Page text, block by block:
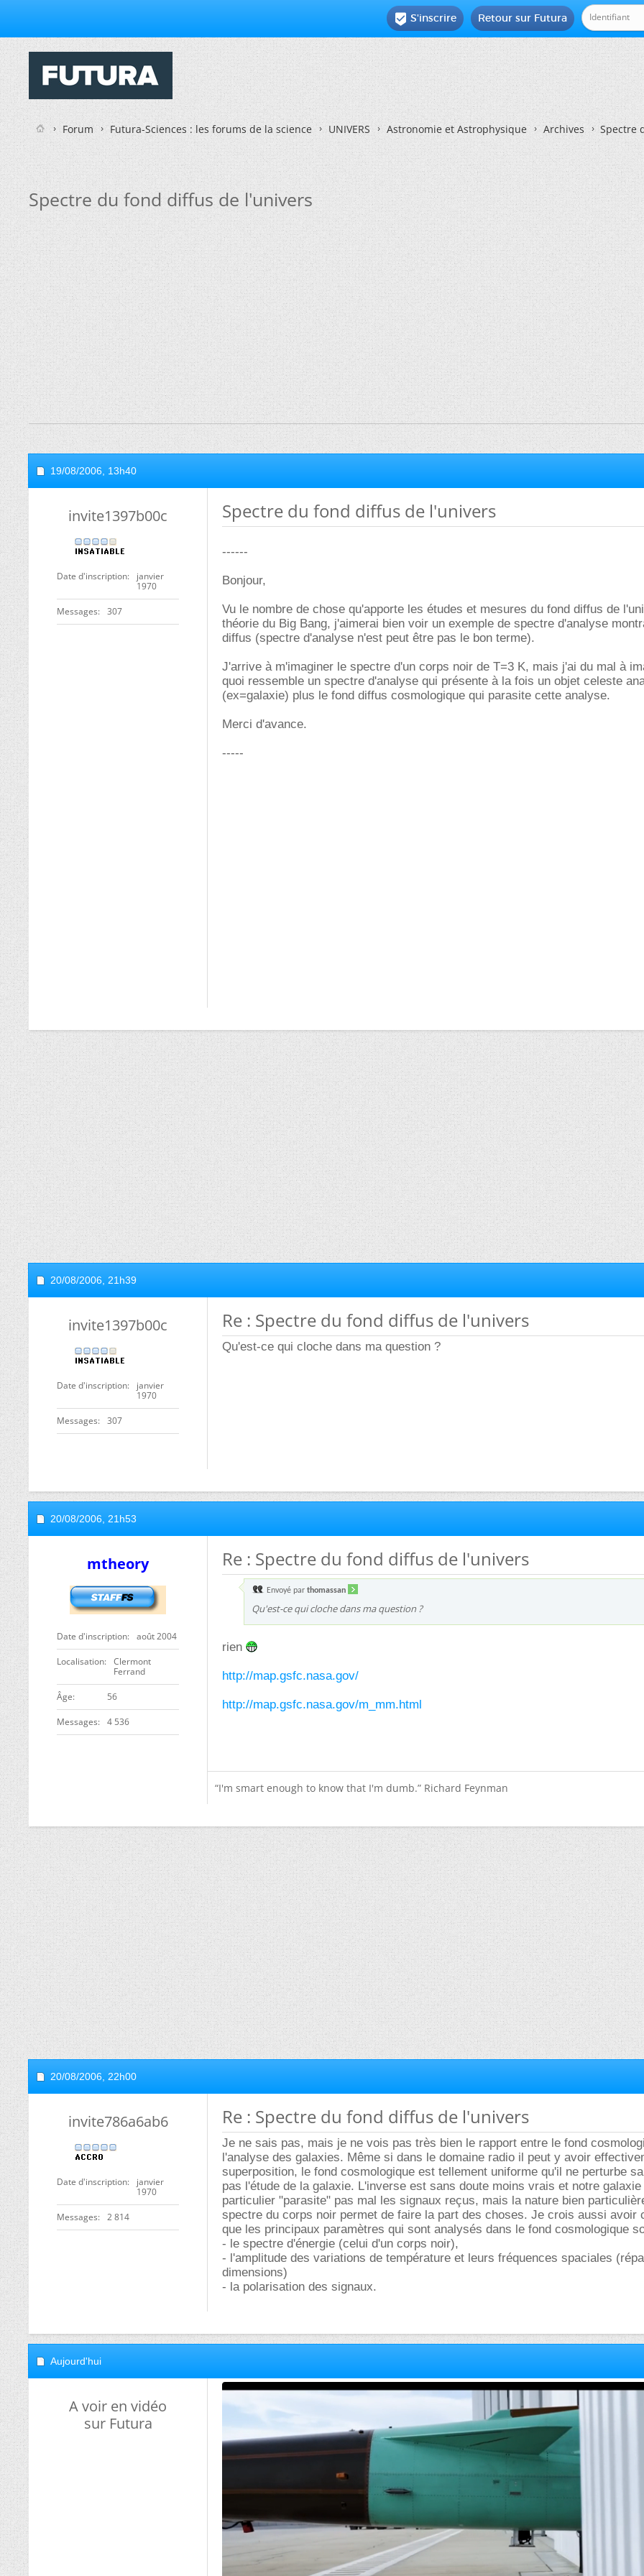
Retour sur Futura
 S'inscrire
Forum Futura-Sciences : les forums de la science UNIVERS Astronomie et Astrophysique Archives Spectre
Spectre du fond diffus de l'univers
19/08/2006, 13h40
invite1397b00c
Date d'inscription
janvier
1970
Messages 307
Spectre du fond diffus de l'univers
------
Bonjour,
Vu le nombre de chose qu'apporte les études et mesures du fond diffus de
théorie du Big Bang, j'aimerai bien voir un exemple de spectre d'analyse
diffus (spectre d'analyse n'est peut être pas le bon terme).
J'arrive à m'imaginer le spectre d'un corps noir de T=3 K, mais j'ai du mal à
quoi ressemble un spectre d'analyse qui présente à la fois un objet celeste
(ex=galaxie) plus le fond diffus cosmologique qui parasite cette analyse.
Merci d'avance.
-----
20/08/2006, 21h39
invite1397b00c
Date d'inscription
janvier
1970
Messages 307
Re : Spectre du fond diffus de l'univers
Qu'est-ce qui cloche dans ma question ?
20/08/2006, 21h53
mtheory
Date d'inscription août 2004
Localisation
Clermont
Ferrand
ge 56
Messages 4 536
Re : Spectre du fond diffus de l'univers
Envoyé par thomassan
Qu'est-ce qui cloche dans ma question ?
rien
http://map.gsfc.nasa.gov/
http://map.gsfc.nasa.gov/m_mm.html
“I'm smart enough to know that I'm dumb.” Richard Feynman
20/08/2006, 22h00
invite786a6ab6
Date d'inscription
janvier
1970
Messages 2 814
Re : Spectre du fond diffus de l'univers
Je ne sais pas, mais je ne vois pas très bien le rapport entre le fond
l'analyse des galaxies. Même si dans le domaine radio il peut y avoir
superposition, le fond cosmologique est tellement uniforme qu'il ne perturbe
pas l'étude de la galaxie. L'inverse est sans doute moins vrais et notre galaxie
particulier "parasite" pas mal les signaux reçus, mais la nature bien
spectre du corps noir permet de faire la part des choses. Je crois aussi avoir
que les principaux paramètres qui sont analysés dans le fond cosmologique
- le spectre d'énergie (celui d'un corps noir),
- l'amplitude des variations de température et leurs fréquences spaciales
dimensions)
- la polarisation des signaux.
Aujourd'hui
A voir en vidéo
sur Futura